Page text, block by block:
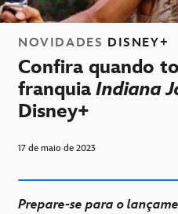
NOVIDADES DISNEY+
Confira quando
franquia Indiana
Disney+
17 de maio de 2023
Prepare-se para o